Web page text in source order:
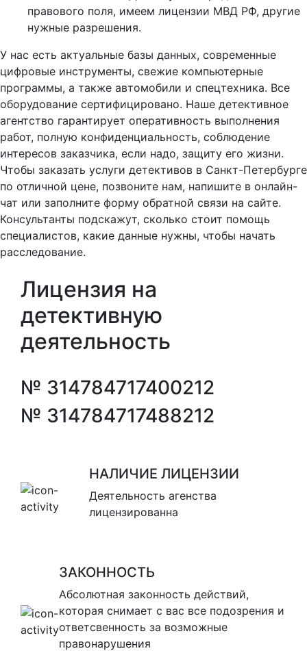
правового поля, имеем лицензии МВД РФ, другие
нужные разрешения.
У нас есть актуальные базы данных, современные
цифровые инструменты, свежие компьютерные
программы, а также автомобили и спецтехника. Все
оборудование сертифицировано. Наше детективное
агентство гарантирует оперативность выполнения
работ, полную конфиденциальность, соблюдение
интересов заказчика, если надо, защиту его жизни.
Чтобы заказать услуги детективов в Санкт-Петербурге
по отличной цене, позвоните нам, напишите в онлайн-
чат или заполните форму обратной связи на сайте.
Консультанты подскажут, сколько стоит помощь
специалистов, какие данные нужны, чтобы начать
расследование.
Лицензия на
детективную
деятельность
№ 314784717400212
№ 314784717488212
НАЛИЧИЕ ЛИЦЕНЗИИ
Деятельность агенства
лицензированна
ЗАКОННОСТЬ
Абсолютная законность действий,
которая снимает с вас все подозрения и
ответсвенность за возможные
правонарушения